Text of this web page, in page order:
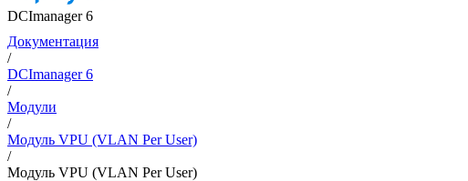
DCImanager 6
Документация
/
DCImanager 6
/
Модули
/
Модуль VPU (VLAN Per User)
/
Модуль VPU (VLAN Per User)